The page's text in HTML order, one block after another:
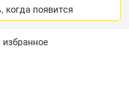
когда появится
избранное